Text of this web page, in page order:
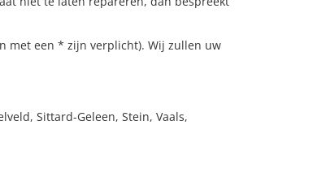
met een * zijn verplicht). Wij zullen uw
Sittard-Geleen, Stein, Vaals,